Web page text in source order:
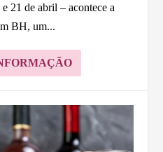
21 de abril – acontece a
BH, um...